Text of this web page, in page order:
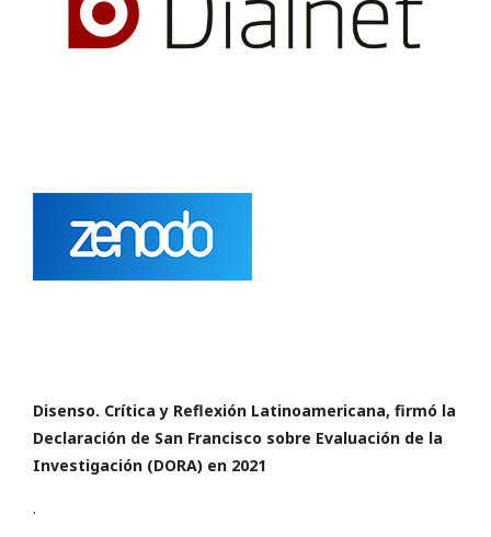
Disenso. Crítica y Reflexión Latinoamericana, firmó la
Declaración de San Francisco sobre Evaluación de la
Investigación (DORA) en 2021
.